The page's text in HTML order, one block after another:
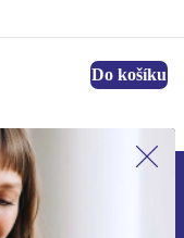
Do košíku
novinek a